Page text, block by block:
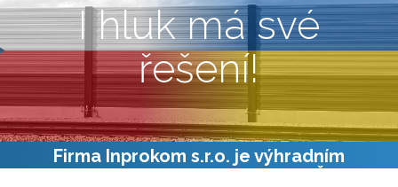
I hluk má své
řešení!
Firma Inprokom s.r.o. je výhradním
distributorem panelů BUDAN® pro ČR a SR!